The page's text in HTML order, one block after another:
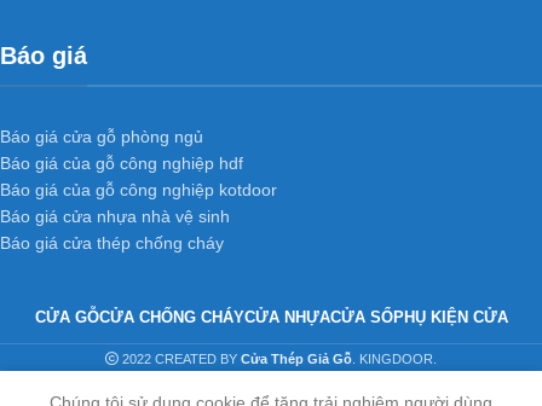
Báo giá
Báo giá cửa gỗ phòng ngủ
Báo giá của gỗ công nghiệp hdf
Báo giá của gỗ công nghiệp kotdoor
Báo giá cửa nhựa nhà vệ sinh
Báo giá cửa thép chống cháy
CỬA GỖCỬA CHỐNG CHÁYCỬA NHỰACỬA SỔPHỤ KIỆN CỬA
2022 CREATED BY Cửa Thép Giả Gỗ . KINGDOOR.